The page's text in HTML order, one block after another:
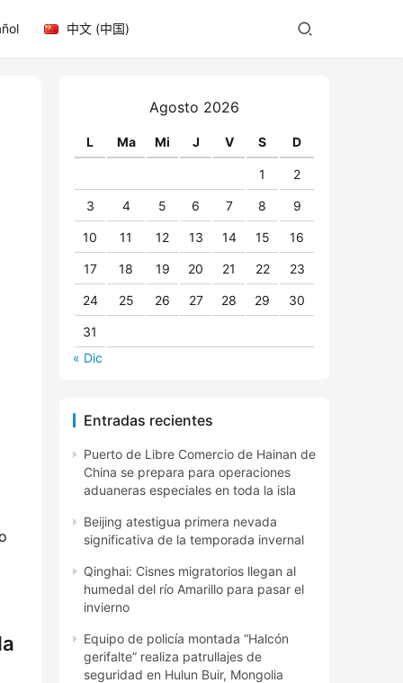
中文 (中国)
Agosto 2026
L Ma Mi J V S D
1 2
3 4 5 6 7 8 9
10 11 12 13 14 15 16
17 18 19 20 21 22 23
24 25 26 27 28 29 30
31
« Dic
Entradas recientes
Puerto de Libre Comercio de Hainan de
China se prepara para operaciones
aduaneras especiales en toda la isla
Beijing atestigua primera nevada
significativa de la temporada invernal
Qinghai: Cisnes migratorios llegan al
humedal del río Amarillo para pasar el
invierno
Equipo de policía montada “Halcón
gerifalte” realiza patrullajes de
seguridad en Hulun Buir, Mongolia